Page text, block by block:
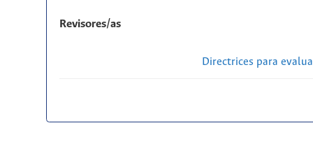
Revisores/as
Directrices para